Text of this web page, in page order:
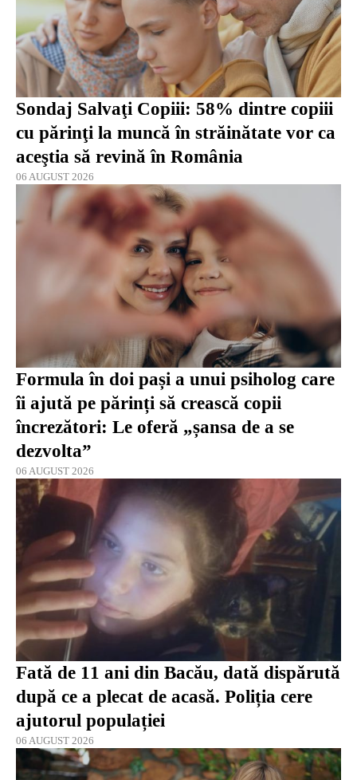
Sondaj Salvaţi Copiii: 58% dintre copiii
cu părinţi la muncă în străinătate vor ca
aceştia să revină în România
06 AUGUST 2026
Formula în doi pași a unui psiholog care
îi ajută pe părinți să crească copii
încrezători: Le oferă „șansa de a se
dezvolta”
06 AUGUST 2026
Fată de 11 ani din Bacău, dată dispărută
după ce a plecat de acasă. Poliția cere
ajutorul populației
06 AUGUST 2026